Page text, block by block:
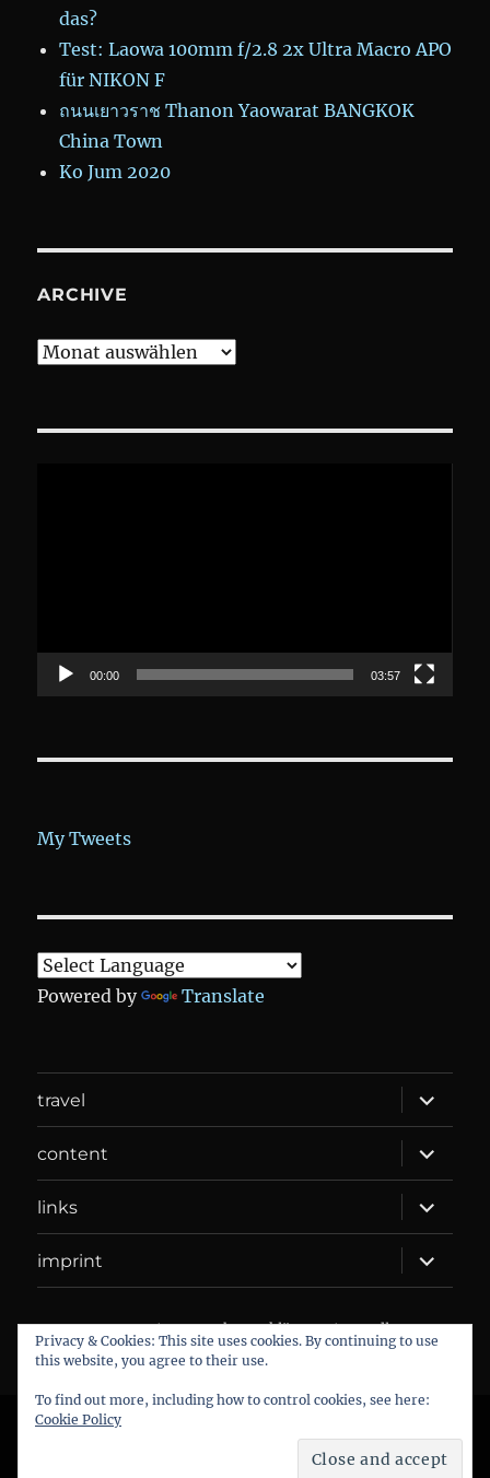
das?
Test: Laowa 100mm f/2.8 2x Ultra Macro APO
für NIKON F
ถนนเยาวราช Thanon Yaowarat BANGKOK
China Town
Ko Jum 2020
ARCHIVE
Archive
00:00 03:57
My Tweets
Powered by Translate
travel
expand
child
menu
content
expand
child
menu
links
expand
child
menu
imprint
expand
child
menu
DANIEL WEBER Datenschutzerklärung
Proudly
powered by WordPress
Privacy & Cookies: This site uses cookies. By continuing to use
this website, you agree to their use.
To find out more, including how to control cookies, see here:
Cookie Policy